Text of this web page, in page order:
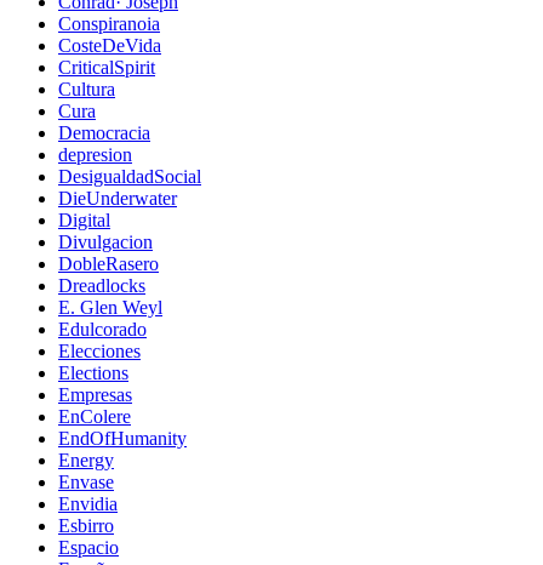
Conspiranoia
CosteDeVida
CriticalSpirit
Cultura
Cura
Democracia
depresion
DesigualdadSocial
DieUnderwater
Digital
Divulgacion
DobleRasero
Dreadlocks
E. Glen Weyl
Edulcorado
Elecciones
Elections
Empresas
EnColere
EndOfHumanity
Energy
Envase
Envidia
Esbirro
Espacio